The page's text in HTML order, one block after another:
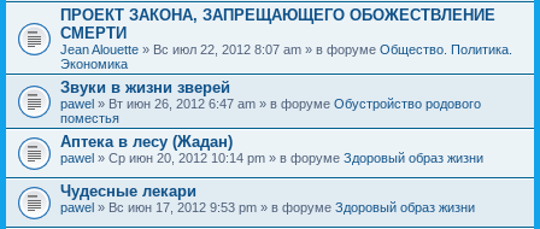
ПРОЕКТ ЗАКОНА, ЗАПРЕЩАЮЩЕГО ОБОЖЕСТВЛЕНИЕ
СМЕРТИ
Jean Alouette » Вс июл 22, 2012 8:07 am » в форуме Общество. Политика.
Экономика
Звуки в жизни зверей
pawel » Вт июн 26, 2012 6:47 am » в форуме Обустройство родового
поместья
Аптека в лесу (Жадан)
pawel » Ср июн 20, 2012 10:14 pm » в форуме Здоровый образ жизни
Чудесные лекари
pawel » Вс июн 17, 2012 9:53 pm » в форуме Здоровый образ жизни